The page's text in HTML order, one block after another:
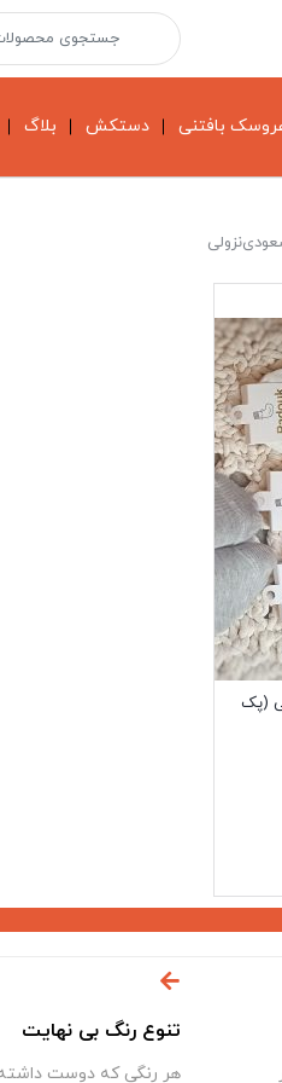
بافتنی دستکش بلاگ
نزولی
(پک
تنوع رنگ بی نهایت
هر رنگی که دوست